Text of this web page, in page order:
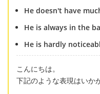
He doesn't have
He is always in the
He is hardly
こんにちは。
下記のような表現はいか